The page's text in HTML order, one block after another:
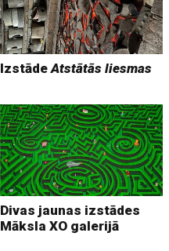
IzstādeAtstātās liesmas
Divas jaunas izstādes
Māksla XO galerijā